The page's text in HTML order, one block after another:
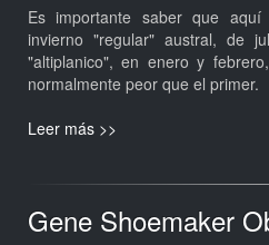
Es importante saber que
invierno "regular" austral, de
"altiplanico", en enero y
normalmente peor que el primer.
Leer más >>
Gene Shoemaker